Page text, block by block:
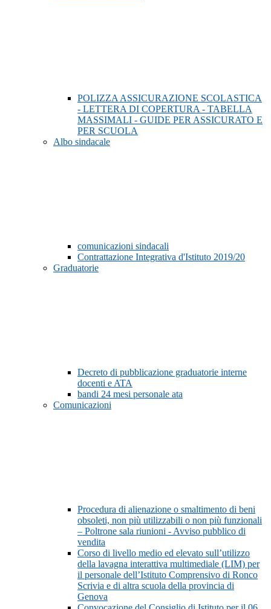
POLIZZA ASSICURAZIONE SCOLASTICA
- LETTERA DI COPERTURA - TABELLA
MASSIMALI - GUIDE PER ASSICURATO E
PER SCUOLA
Albo sindacale
comunicazioni sindacali
Contrattazione Integrativa d'Istituto 2019/20
Graduatorie
Decreto di pubblicazione graduatorie interne
docenti e ATA
bandi 24 mesi personale ata
Comunicazioni
Procedura di alienazione o smaltimento di beni
obsoleti, non più utilizzabili o non più funzionali
– Poltrone sala riunioni - Avviso pubblico di
vendita
Corso di livello medio ed elevato sull’utilizzo
della lavagna interattiva multimediale (LIM) per
il personale dell’Istituto Comprensivo di Ronco
Scrivia e di altra scuola della provincia di
Genova